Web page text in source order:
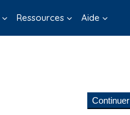
Ressources Aide
Continuer